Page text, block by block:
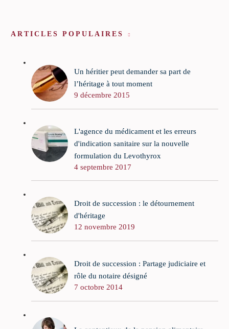
ARTICLES POPULAIRES
Un héritier peut demander sa part de
l’héritage à tout moment
9 décembre 2015
L'agence du médicament et les erreurs
d'indication sanitaire sur la nouvelle
formulation du Levothyrox
4 septembre 2017
Droit de succession : le détournement
d'héritage
12 novembre 2019
Droit de succession : Partage judiciaire et
rôle du notaire désigné
7 octobre 2014